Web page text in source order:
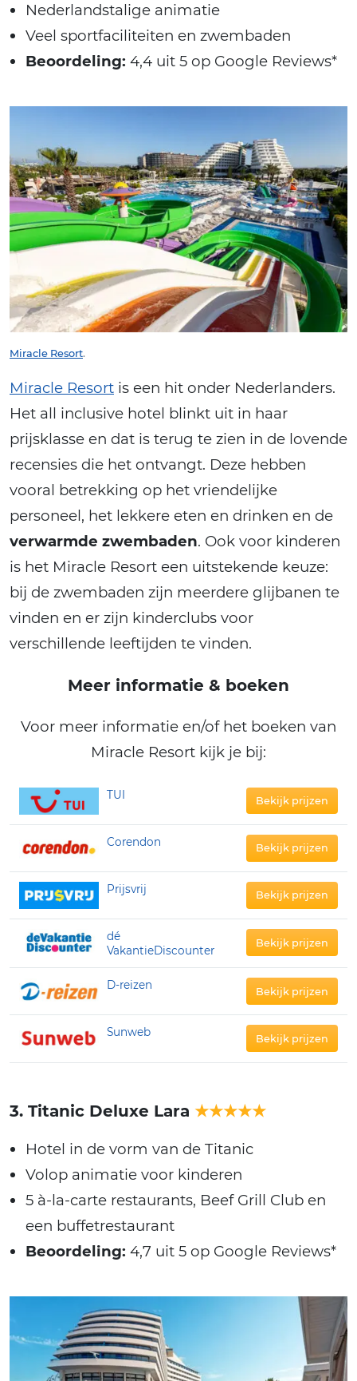
Nederlandstalige animatie
Veel sportfaciliteiten en zwembaden
Beoordeling: 4,4 uit 5 op Google Reviews*
Miracle Resort.
Miracle Resort is een hit onder Nederlanders.
Het all inclusive hotel blinkt uit in haar
prijsklasse en dat is terug te zien in de lovende
recensies die het ontvangt. Deze hebben
vooral betrekking op het vriendelijke
personeel, het lekkere eten en drinken en de
verwarmde zwembaden. Ook voor kinderen
is het Miracle Resort een uitstekende keuze:
bij de zwembaden zijn meerdere glijbanen te
vinden en er zijn kinderclubs voor
verschillende leeftijden te vinden.
Meer informatie & boeken
Voor meer informatie en/of het boeken van
Miracle Resort kijk je bij:
TUI Bekijk prijzen
Corendon Bekijk prijzen
Prijsvrij Bekijk prijzen
dé
VakantieDiscounter
Bekijk prijzen
D-reizen Bekijk prijzen
Sunweb Bekijk prijzen
3. Titanic Deluxe Lara ★★★★★
Hotel in de vorm van de Titanic
Volop animatie voor kinderen
5 à-la-carte restaurants, Beef Grill Club en
een buffetrestaurant
Beoordeling: 4,7 uit 5 op Google Reviews*